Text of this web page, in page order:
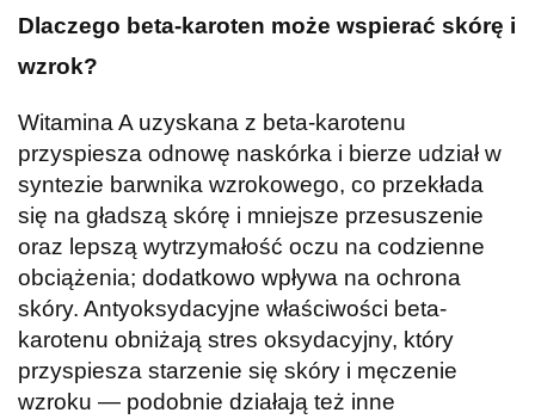
Dlaczego beta-karoten może wspierać skórę i
wzrok?
Witamina A uzyskana z beta-karotenu
przyspiesza odnowę naskórka i bierze udział w
syntezie barwnika wzrokowego, co przekłada
się na gładszą skórę i mniejsze przesuszenie
oraz lepszą wytrzymałość oczu na codzienne
obciążenia; dodatkowo wpływa na ochrona
skóry. Antyoksydacyjne właściwości beta-
karotenu obniżają stres oksydacyjny, który
przyspiesza starzenie się skóry i męczenie
wzroku — podobnie działają też inne